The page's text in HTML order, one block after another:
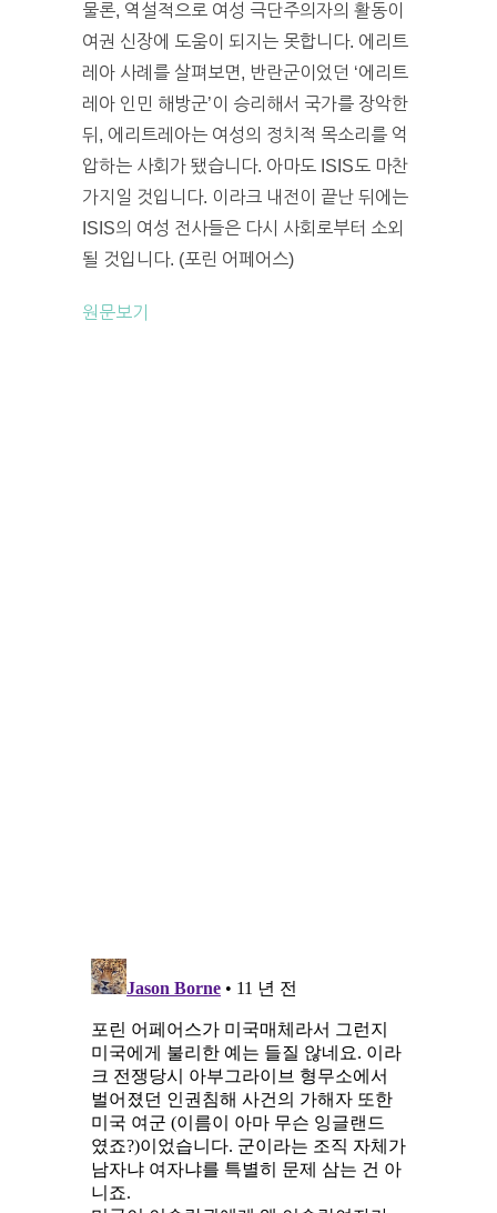
물론, 역설적으로 여성 극단주의자의 활동이
여권 신장에 도움이 되지는 못합니다. 에리트
레아 사례를 살펴보면, 반란군이었던 ‘에리트
레아 인민 해방군’이 승리해서 국가를 장악한
뒤, 에리트레아는 여성의 정치적 목소리를 억
압하는 사회가 됐습니다. 아마도 ISIS도 마찬
가지일 것입니다. 이라크 내전이 끝난 뒤에는
ISIS의 여성 전사들은 다시 사회로부터 소외
될 것입니다. (포린 어페어스)
원문보기